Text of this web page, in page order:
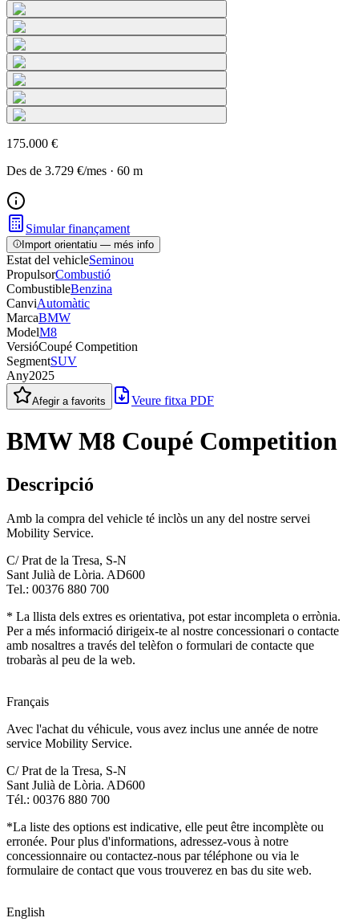
175.000 €
Des de 3.729 €/mes · 60 m
Simular finançament
Import orientatiu — més info
Estat del vehicleSeminou
PropulsorCombustió
CombustibleBenzina
CanviAutomàtic
MarcaBMW
ModelM8
VersióCoupé Competition
SegmentSUV
Any2025
Afegir a favorits Veure fitxa PDF
BMW M8 Coupé Competition
Descripció
Amb la compra del vehicle té inclòs un any del nostre servei
Mobility Service.
C/ Prat de la Tresa, S-N
Sant Julià de Lòria. AD600
Tel.: 00376 880 700
* La llista dels extres es orientativa, pot estar incompleta o errònia.
Per a més informació dirigeix-te al nostre concessionari o contacte
amb nosaltres a través del telèfon o formulari de contacte que
trobaràs al peu de la web.
Français
Avec l'achat du véhicule, vous avez inclus une année de notre
service Mobility Service.
C/ Prat de la Tresa, S-N
Sant Julià de Lòria. AD600
Tél.: 00376 880 700
*La liste des options est indicative, elle peut être incomplète ou
erronée. Pour plus d'informations, adressez-vous à notre
concessionnaire ou contactez-nous par téléphone ou via le
formulaire de contact que vous trouverez en bas du site web.
English